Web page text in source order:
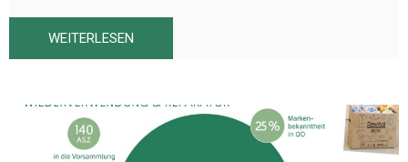
WEITERLESEN